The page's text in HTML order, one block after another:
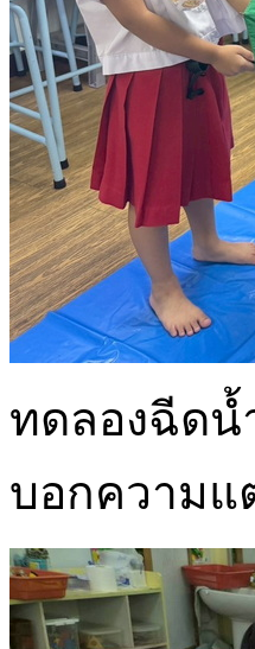
ทดลองฉีดน้
บอกความแ